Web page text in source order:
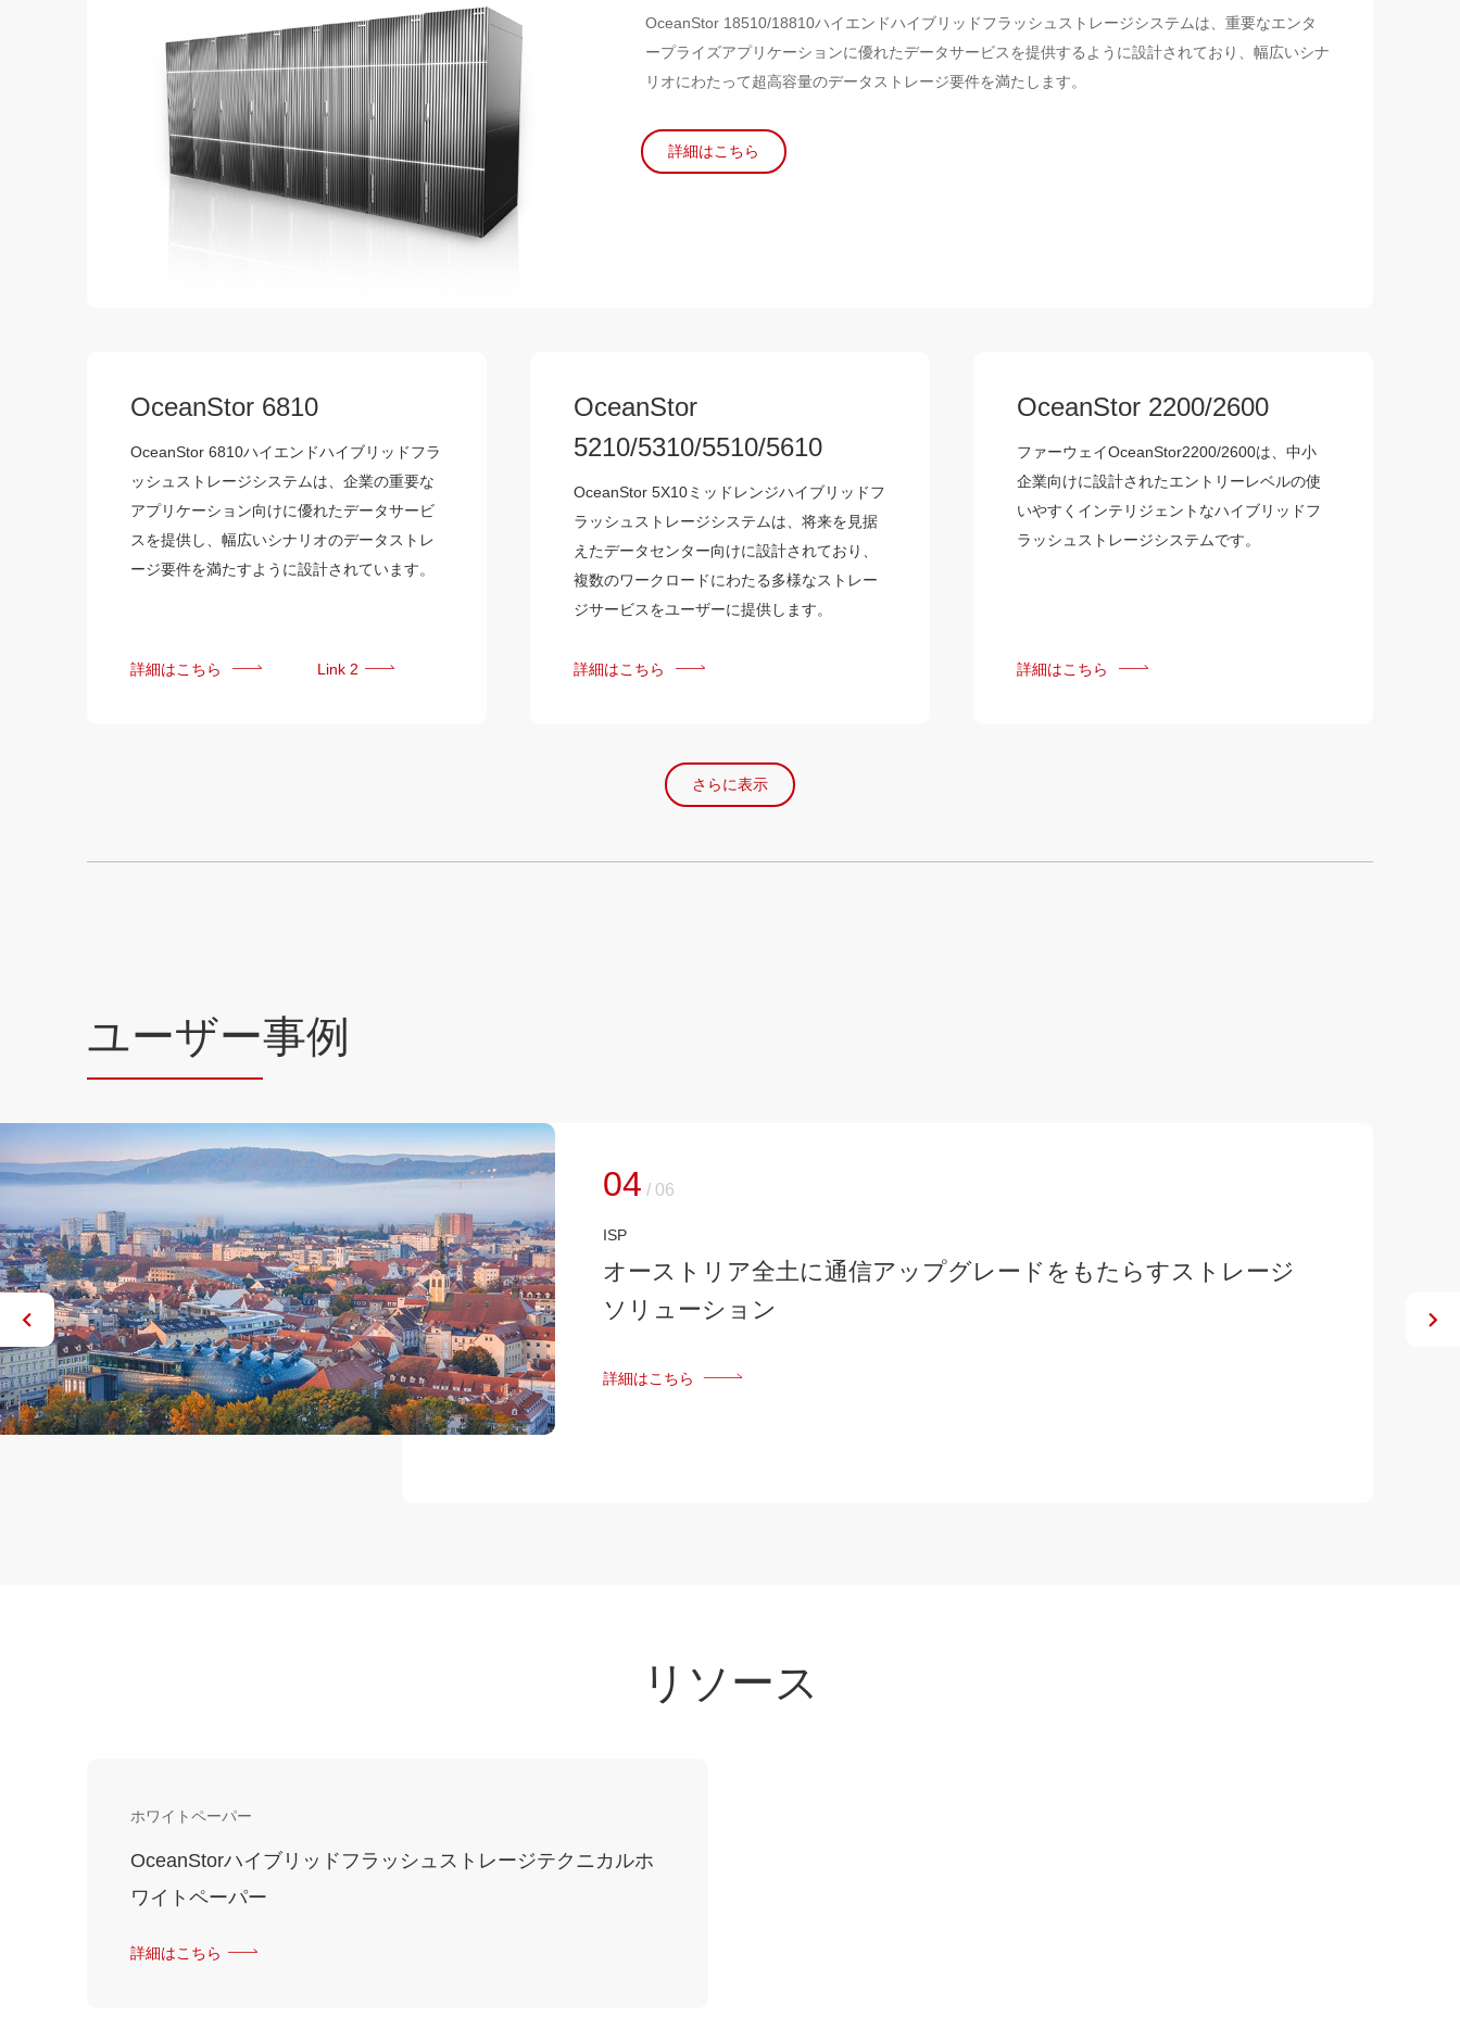
OceanStor 18510/18810ハイエンドハイブリッドフラッシュストレージシステムは、重要なエンタ
ープライズアプリケーションに優れたデータサービスを提供するように設計されており、幅広いシナ
リオにわたって超高容量のデータストレージ要件を満たします。
詳細はこちら
OceanStor 6810
OceanStor 6810ハイエンドハイブリッドフラ
ッシュストレージシステムは、企業の重要な
アプリケーション向けに優れたデータサービ
スを提供し、幅広いシナリオのデータストレ
ージ要件を満たすように設計されています。
詳細はこちら Link 2
OceanStor
5210/5310/5510/5610
OceanStor 5X10ミッドレンジハイブリッドフ
ラッシュストレージシステムは、将来を見据
えたデータセンター向けに設計されており、
複数のワークロードにわたる多様なストレー
ジサービスをユーザーに提供します。
詳細はこちら
OceanStor 2200/2600
ファーウェイOceanStor2200/2600は、中小
企業向けに設計されたエントリーレベルの使
いやすくインテリジェントなハイブリッドフ
ラッシュストレージシステムです。
詳細はこちら
さらに表示
ユーザー事例
05 / 06
銀行
インドネシアの大手銀行がインドネシアの金融セクター向けにフ
ァーウェイのストレージを採用
詳細はこちら
リソース
ホワイトペーパー
OceanStorハイブリッドフラッシュストレージテクニカルホ
ワイトペーパー
詳細はこちら